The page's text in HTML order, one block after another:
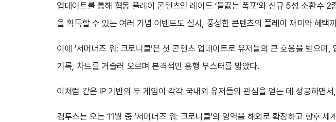
업데이트를 통해 협동 플레이 콘텐츠인 레이드 ‘들끓는 폭포’와 신규 5성 소환수
을 획득할 수 있는 여러 기념 이벤트도 실시, 풍성한 콘텐츠의 플레이 재미와 혜택
이에 ‘서머너즈 워: 크로니클’은 첫 콘텐츠 업데이트로 유저들의 큰 호응을 받으
기록, 차트를 거슬러 오르며 본격적인 흥행 부스터를 밟았다.
이처럼 같은 IP 기반의 두 게임이 각각 국내외 유저들의 관심을 얻는 데 성공하면
컴투스는 오는 11월 중 ‘서머너즈 워: 크로니클’의 영역을 해외로 확장하고 향후